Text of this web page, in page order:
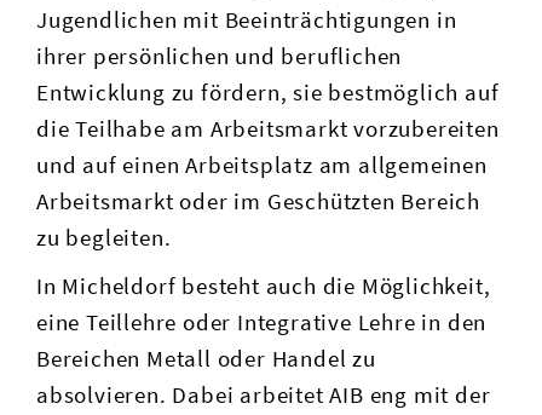
Jugendlichen mit Beeinträchtigungen in
ihrer persönlichen und beruflichen
Entwicklung zu fördern, sie bestmöglich auf
die Teilhabe am Arbeitsmarkt vorzubereiten
und auf einen Arbeitsplatz am allgemeinen
Arbeitsmarkt oder im Geschützten Bereich
zu begleiten.
In Micheldorf besteht auch die Möglichkeit,
eine Teillehre oder Integrative Lehre in den
Bereichen Metall oder Handel zu
absolvieren. Dabei arbeitet AIB eng mit der